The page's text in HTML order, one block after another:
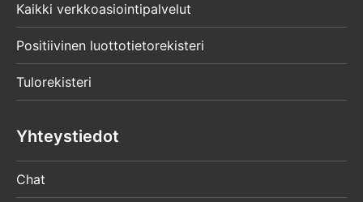
Kaikki verkkoasiointipalvelut
Positiivinen luottotietorekisteri
Tulorekisteri
Yhteystiedot
Chat